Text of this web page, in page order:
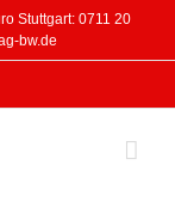
Stuttgart: 0711 20
bw.de